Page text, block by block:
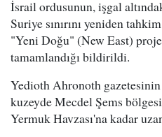
İsrail ordusunun, işgal
Suriye sınırını yeniden
"Yeni Doğu" (New East)
tamamlandığı bildirildi.
Yedioth Ahronoth
kuzeyde Mecdel Şems
Yermuk Havzası'na kadar